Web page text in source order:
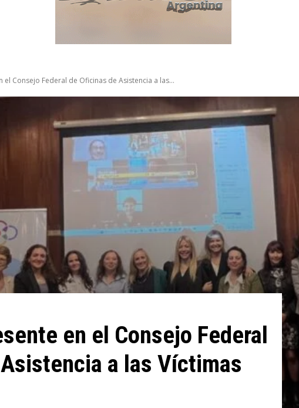
el Consejo Federal de Oficinas de Asistencia a las...
en el Consejo Federal
a las Víctimas